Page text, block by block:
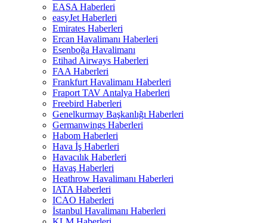
EASA Haberleri
easyJet Haberleri
Emirates Haberleri
Ercan Havalimanı Haberleri
Esenboğa Havalimanı
Etihad Airways Haberleri
FAA Haberleri
Frankfurt Havalimanı Haberleri
Fraport TAV Antalya Haberleri
Freebird Haberleri
Genelkurmay Başkanlığı Haberleri
Germanwings Haberleri
Habom Haberleri
Hava İş Haberleri
Havacılık Haberleri
Havaş Haberleri
Heathrow Havalimanı Haberleri
IATA Haberleri
ICAO Haberleri
İstanbul Havalimanı Haberleri